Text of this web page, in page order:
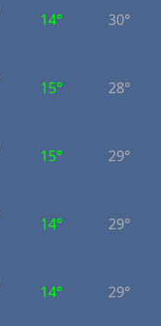
14° 30°
15° 28°
15° 29°
14° 29°
14° 29°